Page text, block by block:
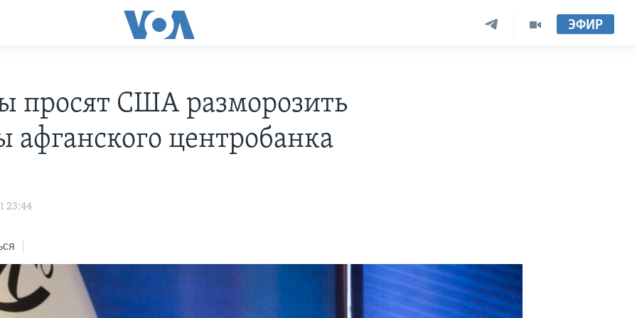
ЭФИР
просят США разморозить
афганского центробанка
23:44